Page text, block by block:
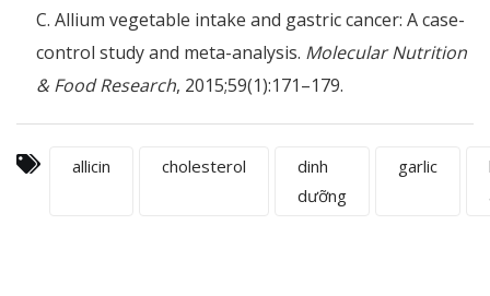
C. Allium vegetable intake and gastric cancer: A case-
control study and meta-analysis. Molecular Nutrition
& Food Research, 2015;59(1):171–179.
allicin cholesterol
dinh
dưỡng
garlic